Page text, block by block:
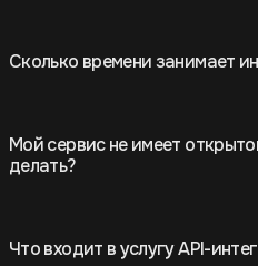
Сколько времени занимает
Мой сервис не имеет
делать?
Что входит в услугу API-